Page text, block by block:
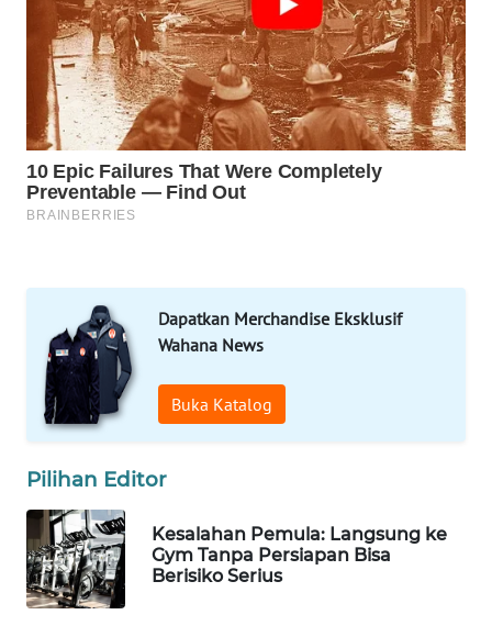
Dapatkan Merchandise Eksklusif
Wahana News
Buka Katalog
Pilihan Editor
Kesalahan Pemula: Langsung ke
Gym Tanpa Persiapan Bisa
Berisiko Serius
WN
BINTAN
WN
MANDALIKA
WN
WN
LABUANBAJO
WN
BORNEO
Wahana
Media
Group
WAHANA
NEWS